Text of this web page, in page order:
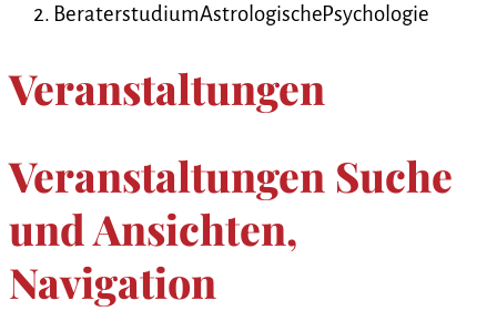
BeraterstudiumAstrologischePsychologie
Veranstaltungen
Veranstaltungen Suche
und Ansichten,
Navigation